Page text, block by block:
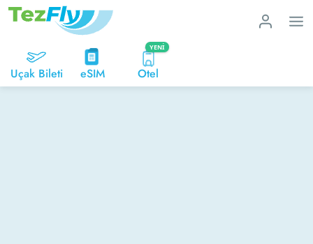
Uçak Bileti eSIM
YENI
Otel